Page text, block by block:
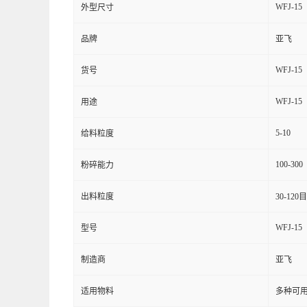
外型尺寸 WFJ-15
品牌 亚飞
货号 WFJ-15
用途 WFJ-15
给料粒度 5-10
粉碎能力 100-300
出料粒度 30-120目
型号 WFJ-15
制造商 亚飞
适用物料 多种可